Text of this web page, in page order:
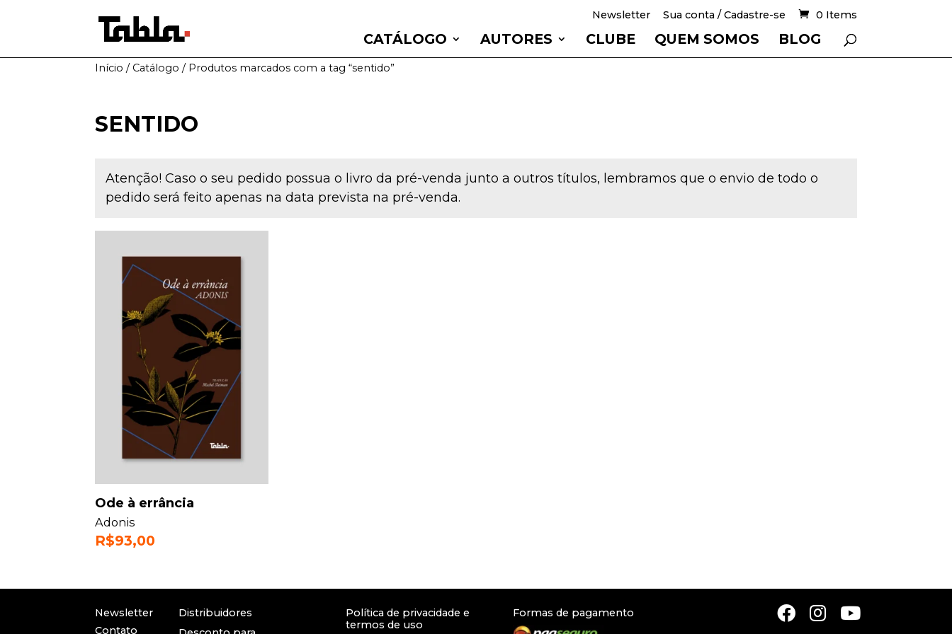
Newsletter Sua conta / Cadastre-se 0 Items
CATÁLOGO AUTORES CLUBE QUEM SOMOS BLOG
Início / Catálogo / Produtos marcados com a tag “sentido”
SENTIDO
Atenção! Caso o seu pedido possua o livro da pré-venda junto a outros títulos, lembramos que o envio de todo o
pedido será feito apenas na data prevista na pré-venda.
Ode à errância
Adonis
R$93,00
Newsletter
Contato
Distribuidores
Política de privacidade e
termos de uso
Formas de pagamento